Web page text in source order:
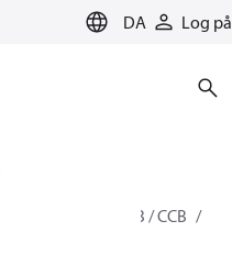
DA Log på
for cooling
ACB / CCB